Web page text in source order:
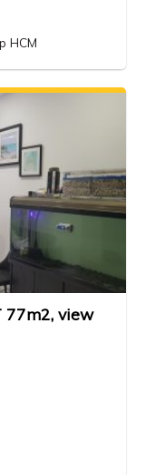
HCM
77m2, view